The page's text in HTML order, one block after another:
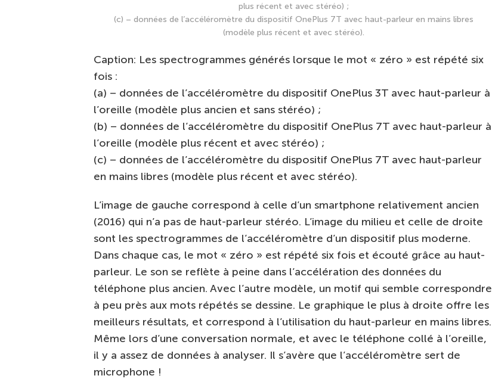
plus récent et avec stéréo) ;
(c) – données de l’accéléromètre du dispositif OnePlus 7T avec haut-parleur en mains libres
(modèle plus récent et avec stéréo).
Caption: Les spectrogrammes générés lorsque le mot « zéro » est répété six
fois :
(a) – données de l’accéléromètre du dispositif OnePlus 3T avec haut-parleur à
l’oreille (modèle plus ancien et sans stéréo) ;
(b) – données de l’accéléromètre du dispositif OnePlus 7T avec haut-parleur à
l’oreille (modèle plus récent et avec stéréo) ;
(c) – données de l’accéléromètre du dispositif OnePlus 7T avec haut-parleur
en mains libres (modèle plus récent et avec stéréo).
L’image de gauche correspond à celle d’un smartphone relativement ancien
(2016) qui n’a pas de haut-parleur stéréo. L’image du milieu et celle de droite
sont les spectrogrammes de l’accéléromètre d’un dispositif plus moderne.
Dans chaque cas, le mot « zéro » est répété six fois et écouté grâce au haut-
parleur. Le son se reflète à peine dans l’accélération des données du
téléphone plus ancien. Avec l’autre modèle, un motif qui semble correspondre
à peu près aux mots répétés se dessine. Le graphique le plus à droite offre les
meilleurs résultats, et correspond à l’utilisation du haut-parleur en mains libres.
Même lors d’une conversation normale, et avec le téléphone collé à l’oreille,
il y a assez de données à analyser. Il s’avère que l’accéléromètre sert de
microphone !